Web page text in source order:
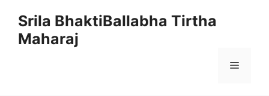
paraSrila BhaktiBallabha Tirtha
Maharaj
Menu